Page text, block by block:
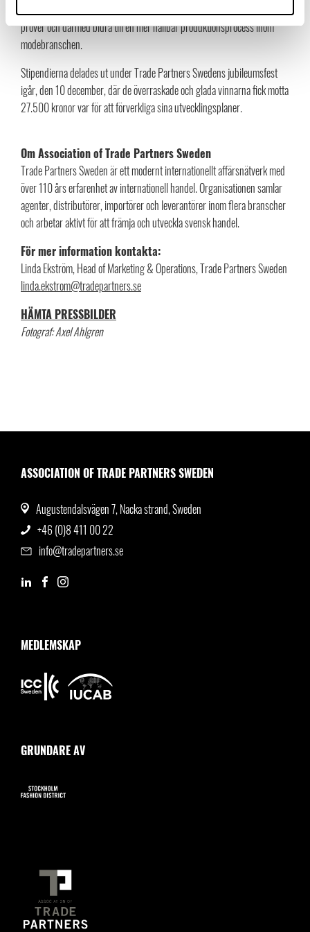
planerar att investera i CLO-3D-teknologi för att minska antalet fysiska
prover och därmed bidra till en mer hållbar produktionsprocess inom
modebranschen.
Stipendierna delades ut under Trade Partners Swedens jubileumsfest
igår, den 10 december, där de överraskade och glada vinnarna fick motta
27.500 kronor var för att förverkliga sina utvecklingsplaner.
Om Association of Trade Partners Sweden
Trade Partners Sweden är ett modernt internationellt affärsnätverk med
över 110 års erfarenhet av internationell handel. Organisationen samlar
agenter, distributörer, importörer och leverantörer inom flera branscher
och arbetar aktivt för att främja och utveckla svensk handel.
För mer information kontakta:
Linda Ekström, Head of Marketing & Operations, Trade Partners Sweden
linda.ekstrom@tradepartners.se
HÄMTA PRESSBILDER
Fotograf: Axel Ahlgren
ASSOCIATION OF TRADE PARTNERS SWEDEN
Augustendalsvägen 7, Nacka strand, Sweden
+46 (0)8 411 00 22
info@tradepartners.se
MEDLEMSKAP
GRUNDARE AV